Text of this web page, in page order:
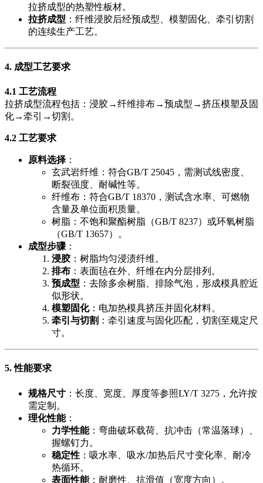
拉挤成型的热塑性板材。
拉挤成型 ​：纤维浸胶后经预成型、模塑固化、牵引切割
的连续生产工艺。
4. 成型工艺要求
4.1 工艺流程
拉挤成型流程包括：浸胶→纤维排布→预成型→挤压模塑及固
化→牵引→切割。
4.2 工艺要求
原料选择 ​：
玄武岩纤维：符合GB/T 25045，需测试线密度、
断裂强度、耐碱性等。
纤维布：符合GB/T 18370，测试含水率、可燃物
含量及单位面积质量。
树脂：不饱和聚酯树脂（GB/T 8237）或环氧树脂
（GB/T 13657）。
成型步骤 ​：
浸胶​：树脂均匀浸渍纤维。
排布 ​：表面毡在外、纤维在内分层排列。
预成型 ​：去除多余树脂、排除气泡，形成模具腔近
似形状。
模塑固化​：电加热模具挤压并固化材料。
牵引与切割 ​：牵引速度与固化匹配，切割至规定尺
寸。
5. 性能要求
规格尺寸 ​：长度、宽度、厚度等参照LY/T 3275，允许按
需定制。
理化性能​：
力学性能​：弯曲破坏载荷、抗冲击（常温落球）、
握螺钉力。
稳定性 ​：吸水率、吸水/加热后尺寸变化率、耐冷
热循环。
表面性能​：耐磨性、抗滑值（宽度方向）。